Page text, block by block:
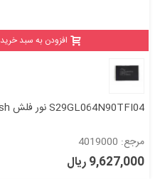
افزودن به سبد خرید
S29GL064N90TFI04 نور فلش nor flash
مرجع: 4019000
9,627,000 ریال